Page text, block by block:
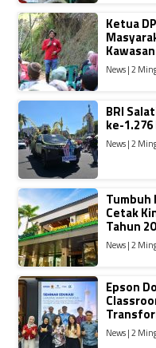
Ketua
News | 2
BRI
ke-
News | 2
Tumbuh
Cetak
Tahun
News | 2
Epson
News | 2